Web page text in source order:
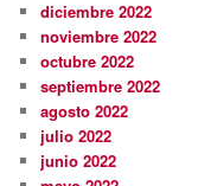
diciembre 2022
noviembre 2022
octubre 2022
septiembre 2022
agosto 2022
julio 2022
junio 2022